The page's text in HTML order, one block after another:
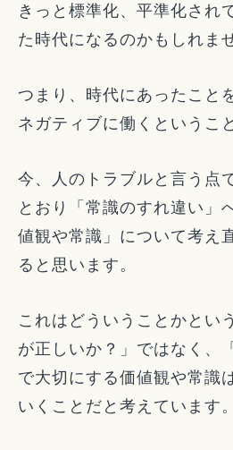
きっと標準化、平準化され
た時代になるのかもしれま
つまり、時代にあったこと
ネガティブに働くというこ
今、人のトラブルと言う点
とおり「常識のすれ違い」
値観や常識」について考え
ると思います。
これはどういうことかとい
が正しいか？」ではなく、
で大切にする価値観や常識
いくことだと考えています。